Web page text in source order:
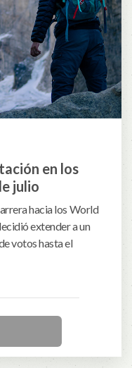
en los
julio
hacia los World
extender a un
votos hasta el